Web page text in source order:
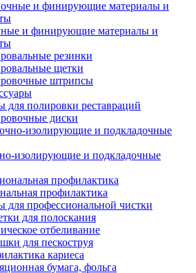
и финирующие материалы и
резинки
щетки
штрипсы
для полировки реставраций
диски
изолирующие и подкладочные
профилактика
для профессиональной чистки
для полоскания
отбеливание
для пескоструя
кариеса